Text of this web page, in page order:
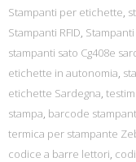
Stampanti per etichette,
Stampanti RFID, Stampanti
stampanti sato Cg408e
etichette in autonomia,
etichette Sardegna,
stampa, barcode
termica per stampante
codice a barre lettori,